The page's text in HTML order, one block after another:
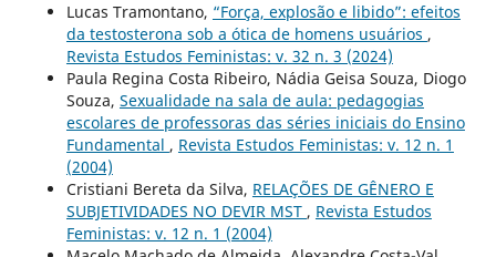
Lucas Tramontano, “Força, explosão e libido”: efeitos
da testosterona sob a ótica de homens usuários ,
Revista Estudos Feministas: v. 32 n. 3 (2024)
Paula Regina Costa Ribeiro, Nádia Geisa Souza, Diogo
Souza, Sexualidade na sala de aula: pedagogias
escolares de professoras das séries iniciais do Ensino
Fundamental , Revista Estudos Feministas: v. 12 n. 1
(2004)
Cristiani Bereta da Silva, RELAÇÕES DE GÊNERO E
SUBJETIVIDADES NO DEVIR MST , Revista Estudos
Feministas: v. 12 n. 1 (2004)